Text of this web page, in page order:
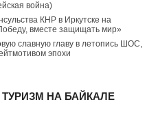
война)
КНР в Иркутске на
вместе защищать мир»
славную главу в летопись ШОС,
эпохи
НА БАЙКАЛЕ